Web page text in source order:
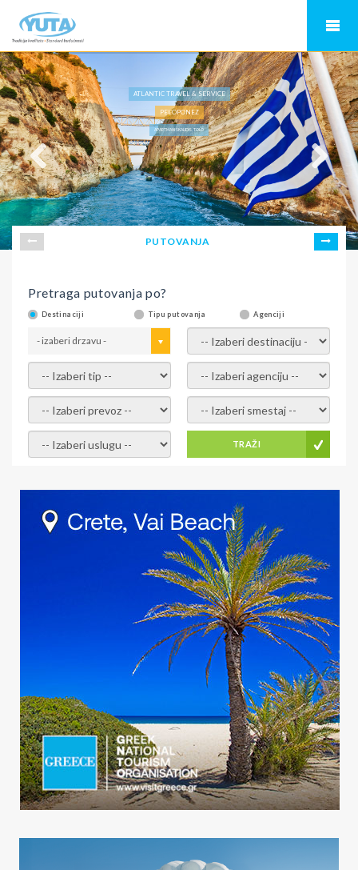
ATLANTIC TRAVEL & SERVICE
PELOPONEZ
APARTMANI SKALIDIS, TOLO
PUTOVANJA
Pretraga putovanja po?
Destinaciji Tipu putovanja Agenciji
- izaberi drzavu - - izaberi destinaciju -
- izaberi tip - - izaberi agenciju -
- izaberi prevoz - - Izaberite smestaj -
- Izaberite uslugu - TRAŽI